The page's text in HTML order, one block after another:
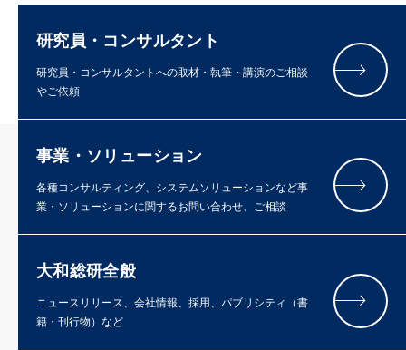
研究員・コンサルタント
研究員・コンサルタントへの取材・執筆・講演のご相談
やご依頼
事業・ソリューション
各種コンサルティング、システムソリューションなど事
業・ソリューションに関するお問い合わせ、ご相談
大和総研全般
ニュースリリース、会社情報、採用、パブリシティ（書
籍・刊行物）など